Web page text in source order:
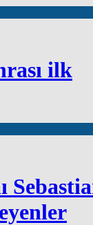
ilk